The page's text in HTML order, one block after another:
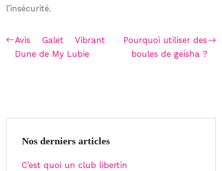
l’insécurité.
Avis Galet Vibrant
Dune de My Lubie
Pourquoi utiliser des
boules de geisha ?
Nos derniers articles
C’est quoi un club libertin